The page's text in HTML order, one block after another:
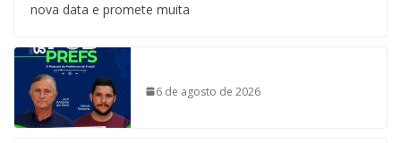
nova data e promete muita
6 de agosto de 2026